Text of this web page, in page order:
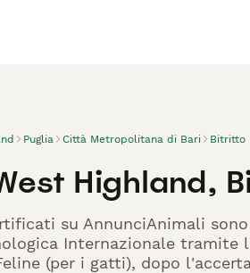
Puglia Città Metropolitana di Bari Bitritto
Highland,
su AnnunciAnimali
Internazionale
(per i gatti), dopo